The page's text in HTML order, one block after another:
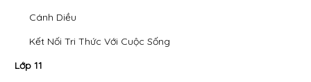
Cánh Diều
Kết Nối Tri Thức Với Cuộc Sống
Lớp 11